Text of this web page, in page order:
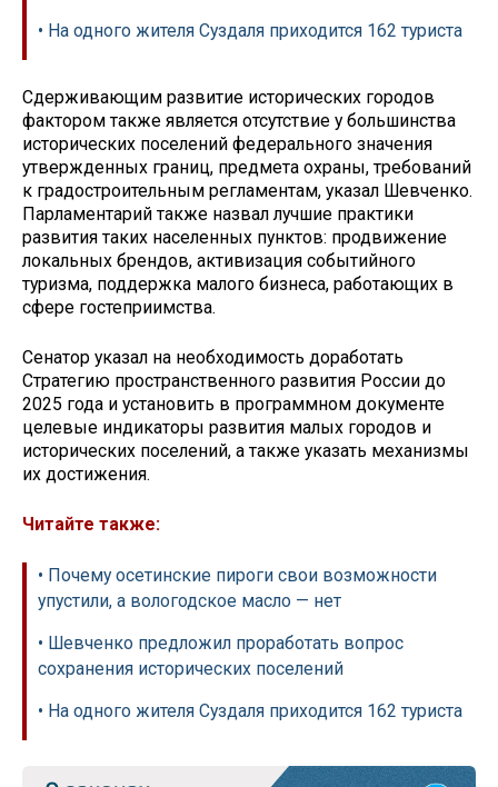
• На одного жителя Суздаля приходится 162 туриста
Сдерживающим развитие исторических городов
фактором также является отсутствие у большинства
исторических поселений федерального значения
утвержденных границ, предмета охраны, требований
к градостроительным регламентам, указал Шевченко.
Парламентарий также назвал лучшие практики
развития таких населенных пунктов: продвижение
локальных брендов, активизация событийного
туризма, поддержка малого бизнеса, работающих в
сфере гостеприимства.
Сенатор указал на необходимость доработать
Стратегию пространственного развития России до
2025 года и установить в программном документе
целевые индикаторы развития малых городов и
исторических поселений, а также указать механизмы
их достижения.
Читайте также:
• Почему осетинские пироги свои возможности
упустили, а вологодское масло — нет
• Шевченко предложил проработать вопрос
сохранения исторических поселений
• На одного жителя Суздаля приходится 162 туриста